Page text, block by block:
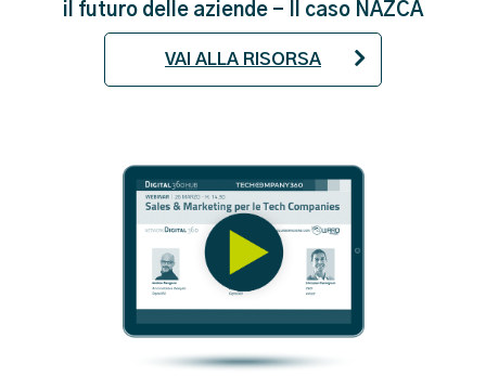
il futuro delle aziende - Il caso NAZCA
VAI ALLA RISORSA